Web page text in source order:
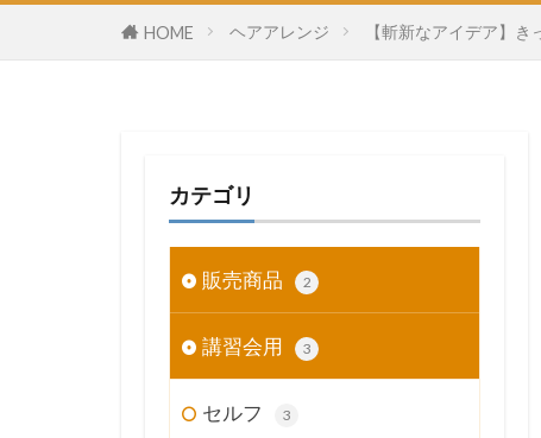
HOME ヘアアレンジ 【斬新なアイデア】
カテゴリ
販売商品 2
講習会用 3
セルフ 3